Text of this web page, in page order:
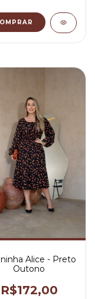
Alice - Preto
Outono
R$172,00